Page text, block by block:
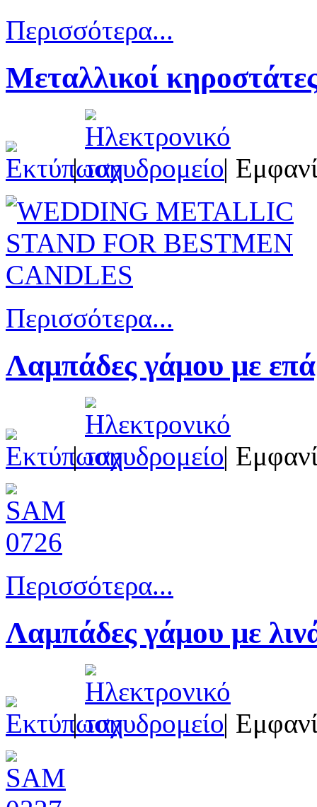
Περισσότερα...
Μεταλλικοί
| |
Περισσότερα...
Λαμπάδες γάμου με
| |
Περισσότερα...
Λαμπάδες γάμου με
| |